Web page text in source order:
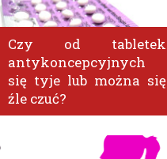
Czy od tabletek
antykoncepcyjnych
się tyje lub można się
źle czuć?